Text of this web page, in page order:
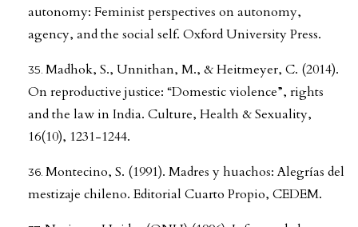
autonomy: Feminist perspectives on autonomy,
agency, and the social self. Oxford University Press.
Madhok, S., Unnithan, M., & Heitmeyer, C. (2014).
On reproductive justice: “Domestic violence”, rights
and the law in India. Culture, Health & Sexuality,
16(10), 1231-1244.
Montecino, S. (1991). Madres y huachos: Alegrías del
mestizaje chileno. Editorial Cuarto Propio, CEDEM.